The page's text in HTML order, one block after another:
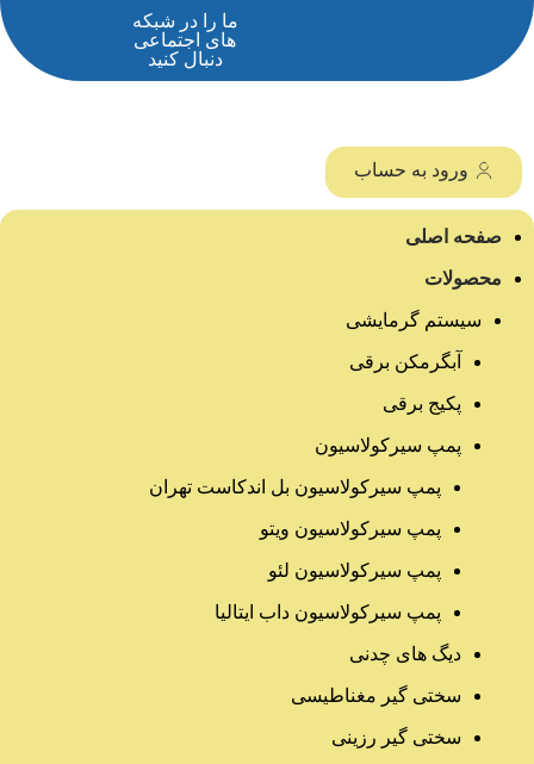
ما را در شبکه
های اجتماعی
دنبال کنید
ورود به حساب
صفحه اصلی
محصولات
سیستم گرمایشی
آبگرمکن برقی
پکیج برقی
پمپ سیرکولاسیون
پمپ سیرکولاسیون بل اندکاست تهران
پمپ سیرکولاسیون ویتو
پمپ سیرکولاسیون لئو
پمپ سیرکولاسیون داب ایتالیا
دیگ های چدنی
سختی گیر مغناطیسی
سختی گیر رزینی